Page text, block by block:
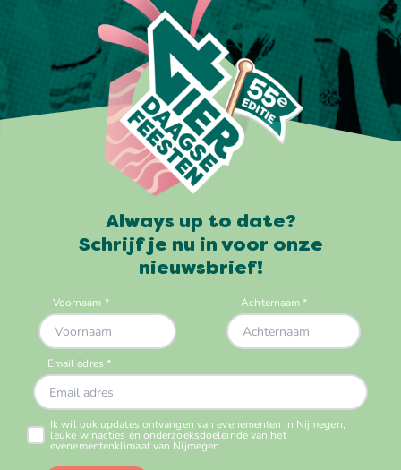
Always up to date?
Schrijf je nu in voor onze
nieuwsbrief!